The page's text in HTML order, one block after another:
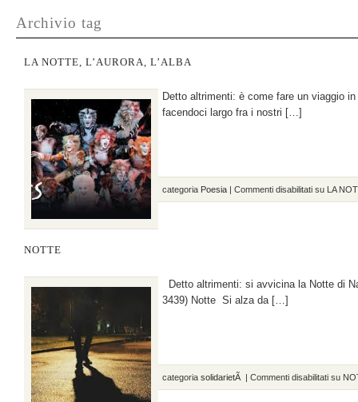
Archivio tag
LA NOTTE, L’AURORA, L’ALBA
Detto altrimenti: è come fare un viaggio
facendoci largo fra i nostri […]
categoria Poesia | Commenti disabilitati su LA
NOTTE
Detto altrimenti: si avvicina la Notte
3439) Notte Si alza da […]
categoria solidarietÃ | Commenti disabilitati su